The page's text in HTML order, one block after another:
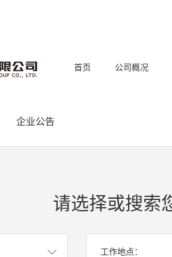
首页 公司概况
企业公告
请选择或搜索
工作地点：